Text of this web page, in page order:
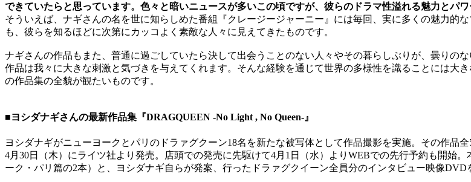
できていたらと思っています。色々と暗いニュースが多いこの頃ですが、彼らのドラマ性溢れる魅力とパ
そういえば、ナギさんの名を世に知らしめた番組『クレージージャーニー』には毎回、実に多くの魅力的
も、彼らを知るほどに次第にカッコよく素敵な人々に見えてきたものです。
ナギさんの作品もまた、普通に過ごしていたら決して出会うことのない人々やその暮らしぶりが、曇りの
作品は我々に大きな刺激と気づきを与えてくれます。そんな経験を通じて世界の多様性を識ることには大
の作品集の全貌が観たいものです。
■ヨシダナギさんの最新作品集『DRAGQUEEN -No Light , No Queen-』
ヨシダナギがニューヨークとパリのドラァグクーン18名を新たな被写体として作品撮影を実施。その作品
4月30日（木）にライツ社より発売。店頭での発売に先駆けて4月1日（水）よりWEBでの先行予約も開始
ーク・パリ篇の2本）と、ヨシダナギ自らが発案、行ったドラァグクイーン全員分のインタビュー映像DVD